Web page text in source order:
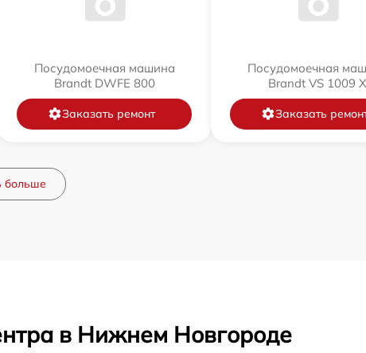
Посудомоечная машина
Brandt DWFE 800
Заказать ремонт
Посудомоечная
Brandt VS 1009 X
Заказать
больше
в Нижнем Новгороде